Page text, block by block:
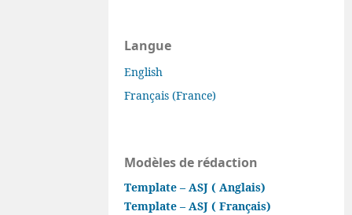
Langue
English
Français (France)
Modèles de rédaction
Template – ASJ ( Anglais)
Template – ASJ ( Français)